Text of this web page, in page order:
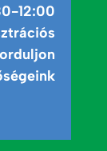
12:00